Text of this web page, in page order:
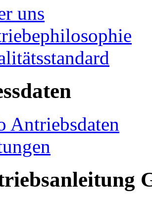
uns
Antriebsdaten